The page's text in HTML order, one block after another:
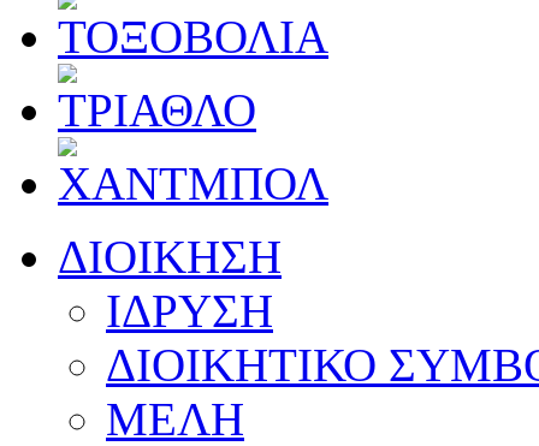
ΔΙΟΙΚΗΣΗ
ΙΔΡΥΣΗ
ΔΙΟΙΚΗΤΙΚΟ
ΜΕΛΗ